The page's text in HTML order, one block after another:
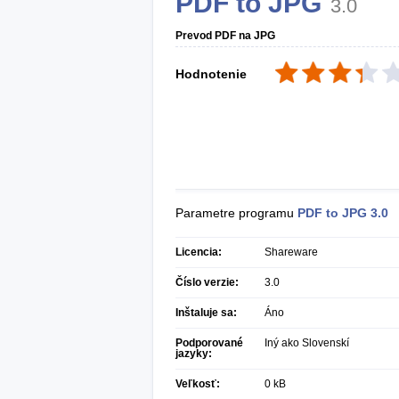
3.0
Prevod PDF na JPG
Hodnotenie
Parametre programu PDF to JPG 3.0
Licencia: Shareware
Číslo verzie: 3.0
Inštaluje sa: Áno
Podporované
jazyky:
Iný ako Slovenskí
Veľkosť: 0 kB